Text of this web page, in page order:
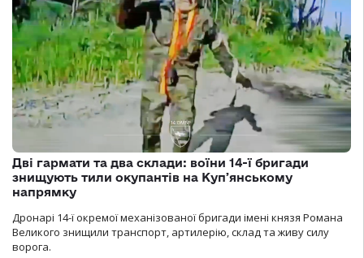
Дві гармати та два склади: воїни 14-ї бригади
знищують тили окупантів на Купʼянському
напрямку
Дронарі 14-ї окремої механізованої бригади імені князя Романа
Великого знищили транспорт, артилерію, склад та живу силу
ворога.